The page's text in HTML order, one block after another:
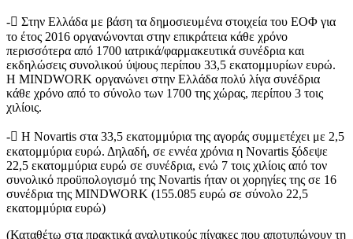
- Στην Ελλάδα με βάση τα δημοσιευμένα στοιχεία του ΕΟΦ για
το έτος 2016 οργανώνονται στην επικράτεια κάθε χρόνο
περισσότερα από 1700 ιατρικά/φαρμακευτικά συνέδρια και
εκδηλώσεις συνολικού ύψους περίπου 33,5 εκατομμυρίων ευρώ.
Η MINDWORK οργανώνει στην Ελλάδα πολύ λίγα συνέδρια
κάθε χρόνο από το σύνολο των 1700 της χώρας, περίπου 3 τοις
χιλίοις.
- Η Novartis στα 33,5 εκατομμύρια της αγοράς συμμετέχει με 2,5
εκατομμύρια ευρώ. Δηλαδή, σε εννέα χρόνια η Novartis ξόδεψε
22,5 εκατομμύρια ευρώ σε συνέδρια, ενώ 7 τοις χιλίοις από τον
συνολικό προϋπολογισμό της Novartis ήταν οι χορηγίες της σε 16
συνέδρια της MINDWORK (155.085 ευρώ σε σύνολο 22,5
εκατομμύρια ευρώ)
(Καταθέτω στα πρακτικά αναλυτικούς πίνακες που αποτυπώνουν τη